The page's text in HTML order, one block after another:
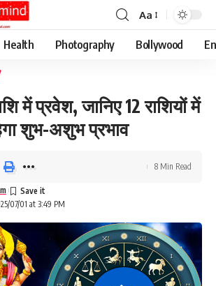
Font
Resizer
Aa
Health Photography Bollywood
में प्रवेश, जानिए 12 राशियों में
शुभ-अशुभ प्रभाव
07/01 at 3:49 PM
8 Min Read